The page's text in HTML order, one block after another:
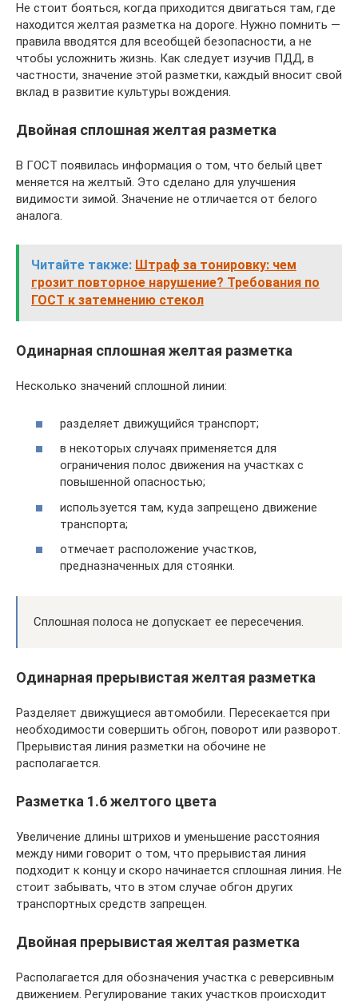
Не стоит бояться, когда приходится двигаться там, где
находится желтая разметка на дороге. Нужно помнить —
правила вводятся для всеобщей безопасности, а не
чтобы усложнить жизнь. Как следует изучив ПДД, в
частности, значение этой разметки, каждый вносит свой
вклад в развитие культуры вождения.
Двойная сплошная желтая разметка
В ГОСТ появилась информация о том, что белый цвет
меняется на желтый. Это сделано для улучшения
видимости зимой. Значение не отличается от белого
аналога.
Читайте также: Штраф за тонировку: чем
грозит повторное нарушение? Требования по
ГОСТ к затемнению стекол
Одинарная сплошная желтая разметка
Несколько значений сплошной линии:
разделяет движущийся транспорт;
в некоторых случаях применяется для
ограничения полос движения на участках с
повышенной опасностью;
используется там, куда запрещено движение
транспорта;
отмечает расположение участков,
предназначенных для стоянки.
Сплошная полоса не допускает ее пересечения.
Одинарная прерывистая желтая разметка
Разделяет движущиеся автомобили. Пересекается при
необходимости совершить обгон, поворот или разворот.
Прерывистая линия разметки на обочине не
располагается.
Разметка 1.6 желтого цвета
Увеличение длины штрихов и уменьшение расстояния
между ними говорит о том, что прерывистая линия
подходит к концу и скоро начинается сплошная линия. Не
стоит забывать, что в этом случае обгон других
транспортных средств запрещен.
Двойная прерывистая желтая разметка
Располагается для обозначения участка с реверсивным
движением. Регулирование таких участков происходит